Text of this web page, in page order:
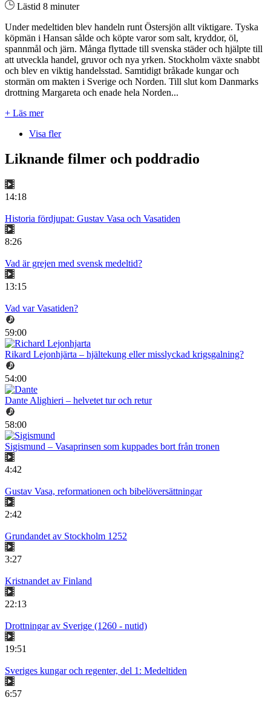
Lästid 8 minuter
Under medeltiden blev handeln runt Östersjön allt viktigare. Tyska
köpmän i Hansan sålde och köpte varor som salt, kryddor, öl,
spannmål och järn. Många flyttade till svenska städer och hjälpte till
att utveckla handel, gruvor och nya yrken. Stockholm växte snabbt
och blev en viktig handelsstad. Samtidigt bråkade kungar och
stormän om makten i Sverige och Norden. Till slut kom Danmarks
drottning Margareta och enade hela Norden...
+ Läs mer
Visa fler
Liknande filmer och poddradio
14:18
Historia fördjupat: Gustav Vasa och Vasatiden
8:26
Vad är grejen med svensk medeltid?
13:15
Vad var Vasatiden?
59:00
Rikard Lejonhjärta – hjältekung eller misslyckad krigsgalning?
54:00
Dante Alighieri – helvetet tur och retur
58:00
Sigismund – Vasaprinsen som kuppades bort från tronen
4:42
Gustav Vasa, reformationen och bibelöversättningar
2:42
Grundandet av Stockholm 1252
3:27
Kristnandet av Finland
22:13
Drottningar av Sverige (1260 - nutid)
19:51
Sveriges kungar och regenter, del 1: Medeltiden
6:57